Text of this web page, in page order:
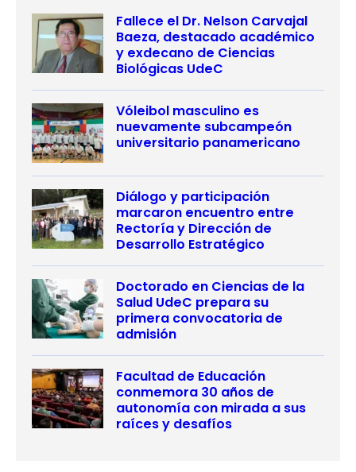
Fallece el Dr. Nelson Carvajal
Baeza, destacado académico
y exdecano de Ciencias
Biológicas UdeC
Vóleibol masculino es
nuevamente subcampeón
universitario panamericano
Diálogo y participación
marcaron encuentro entre
Rectoría y Dirección de
Desarrollo Estratégico
Doctorado en Ciencias de la
Salud UdeC prepara su
primera convocatoria de
admisión
Facultad de Educación
conmemora 30 años de
autonomía con mirada a sus
raíces y desafíos